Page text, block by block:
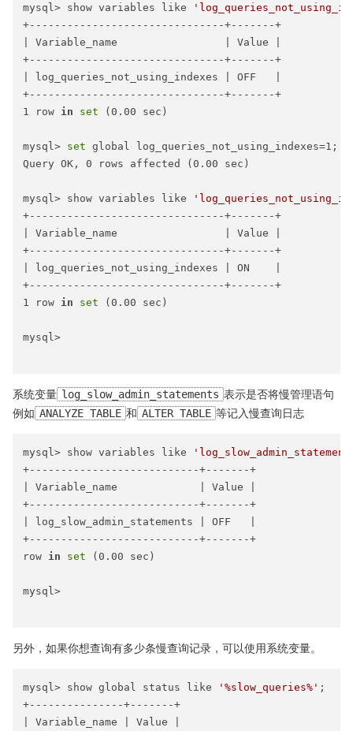
mysql> show variables like
+-------------------------------+-------+
| Variable_name                 | Value |
+-------------------------------+-------+
| log_queries_not_using_indexes | OFF   |
+-------------------------------+-------+
1 row in set (0.00 sec)
mysql> set global log_queries_not_using_indexes=1;
Query OK, 0 rows affected (0.00 sec)
mysql> show variables like
+-------------------------------+-------+
| Variable_name                 | Value |
+-------------------------------+-------+
| log_queries_not_using_indexes | ON    |
+-------------------------------+-------+
1 row in set (0.00 sec)
mysql>
系统变量 log_slow_admin_statements 表示是否将慢管理语句
例如 ANALYZE TABLE 和 ALTER TABLE 等记入慢查询日志
mysql> show variables like
+---------------------------+-------+
| Variable_name             | Value |
+---------------------------+-------+
| log_slow_admin_statements | OFF   |
+---------------------------+-------+
row in set (0.00 sec)
mysql>
另外，如果你想查询有多少条慢查询记录，可以使用系统变量。
mysql> show global status like '%slow_queries%' ;
+---------------+-------+
| Variable_name | Value |